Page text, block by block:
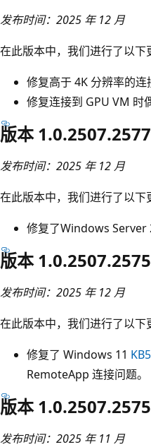
发布时间：2025 年 12 月
在此版本中，我们进行了以下
修复高于 4K 分辨率的
修复连接到 GPU VM 时
版本
发布时间：2025 年 12 月
在此版本中，我们进行了以下
修复了Windows Server
版本
发布时间：2025 年 12 月
在此版本中，我们进行了以下
修复了 Windows 11
RemoteApp 连接问题。
版本
发布时间：2025 年 11 月